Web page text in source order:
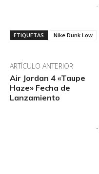
-
ETIQUETAS Nike Dunk Low
ARTÍCULO ANTERIOR
Air Jordan 4 «Taupe
Haze» Fecha de
Lanzamiento
-